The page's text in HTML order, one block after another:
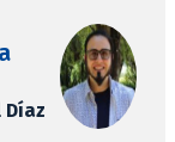
Díaz